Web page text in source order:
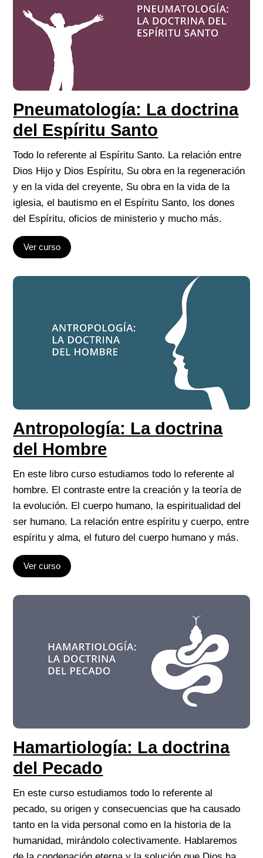
Pneumatología: La doctrina
del Espíritu Santo
Todo lo referente al Espíritu Santo. La relación entre
Dios Hijo y Dios Espíritu, Su obra en la regeneración
y en la vida del creyente, Su obra en la vida de la
iglesia, el bautismo en el Espíritu Santo, los dones
del Espíritu, oficios de ministerio y mucho más.
Ver curso
Antropología: La doctrina
del Hombre
En este libro curso estudiamos todo lo referente al
hombre. El contraste entre la creación y la teoría de
la evolución. El cuerpo humano, la espiritualidad del
ser humano. La relación entre espíritu y cuerpo, entre
espíritu y alma, el futuro del cuerpo humano y más.
Ver curso
Hamartiología: La doctrina
del Pecado
En este curso estudiamos todo lo referente al
pecado, su origen y consecuencias que ha causado
tanto en la vida personal como en la historia de la
humanidad, mirándolo colectivamente. Hablaremos